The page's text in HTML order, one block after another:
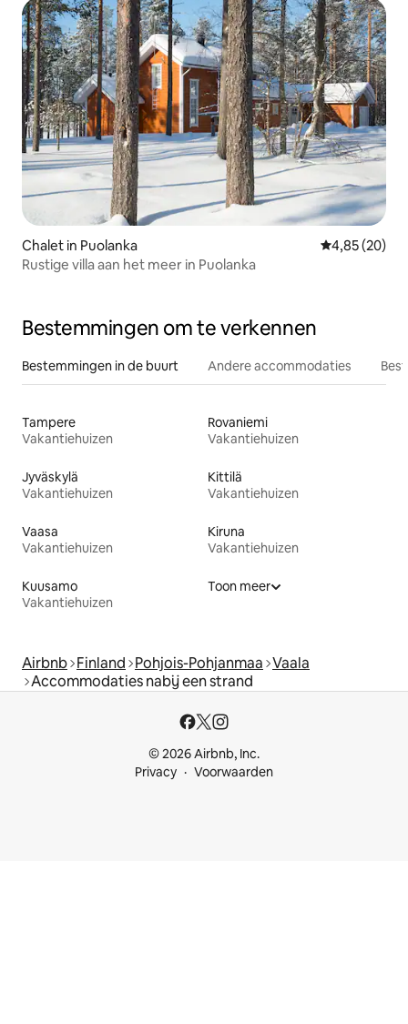
Chalet in Puolanka Gemiddelde
4,85 (20)
Rustige villa aan het meer in Puolanka
Bestemmingen om te verkennen
Bestemmingen in de buurt Andere accommodaties
Tampere
Vakantiehuizen
Rovaniemi
Vakantiehuizen
Jyväskylä
Vakantiehuizen
Kittilä
Vakantiehuizen
Vaasa
Vakantiehuizen
Kiruna
Vakantiehuizen
Kuusamo
Vakantiehuizen
Toon meer
Airbnb Finland Pohjois-Pohjanmaa Vaala
Accommodaties nabij een strand
© 2026 Airbnb, Inc.
Privacy
Voorwaarden